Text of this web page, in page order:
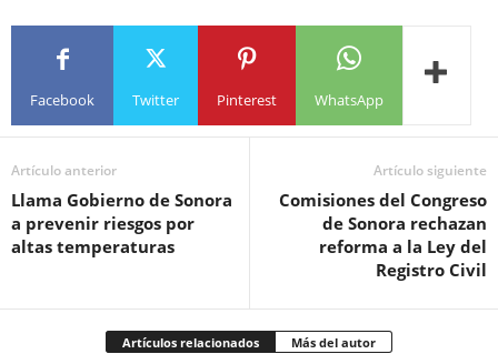
Facebook Twitter Pinterest WhatsApp
Artículo anterior
Llama Gobierno de Sonora
a prevenir riesgos por
altas temperaturas
Artículo siguiente
Comisiones del Congreso
de Sonora rechazan
reforma a la Ley del
Registro Civil
Artículos relacionados Más del autor